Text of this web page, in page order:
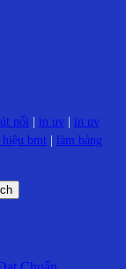
nổi in uv
in uv
hiệu bmt
làm bảng